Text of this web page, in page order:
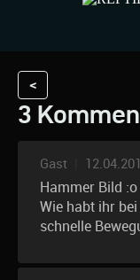
<
3
Gast
Hammer Bild :o
Wie habt ihr
schnelle